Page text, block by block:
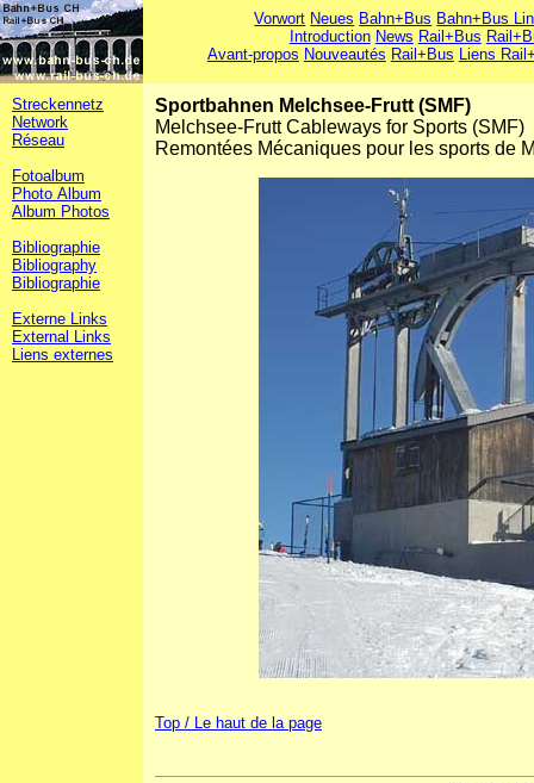
Vorwort Neues Bahn+Bus Bahn+Bus
Introduction News Rail+Bus
Avant-propos Nouveautés Rail+Bus Liens
Streckennetz
Network
Réseau
Fotoalbum
Photo Album
Album Photos
Bibliographie
Bibliography
Bibliographie
Externe Links
External Links
Liens externes
Sportbahnen Melchsee-Frutt (SMF)
Melchsee-Frutt Cableways for Sports (SMF)
Remontées Mécaniques pour les sports de
Top / Le haut de la page